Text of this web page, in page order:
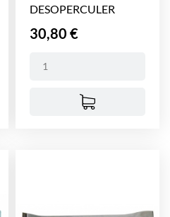
DESOPERCULER
Prix
30,80 €